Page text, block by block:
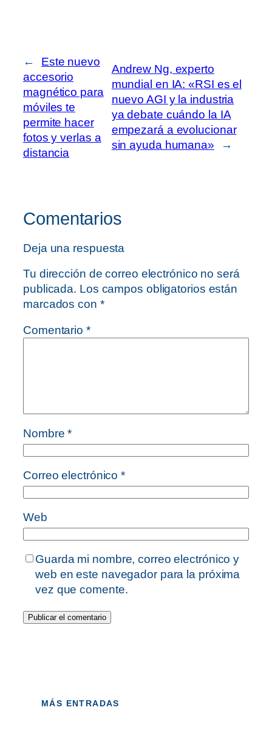
←
Este nuevo
accesorio
magnético para
móviles te
permite hacer
fotos y verlas a
distancia
Andrew Ng, experto
mundial en IA: «RSI es el
nuevo AGI y la industria
ya debate cuándo la IA
empezará a evolucionar
sin ayuda humana»
→
Comentarios
Deja una respuesta
Tu dirección de correo electrónico no será
publicada. Los campos obligatorios están
marcados con *
Comentario *
Nombre*
Correo electrónico*
Web
Guarda mi nombre, correo electrónico y
web en este navegador para la próxima
vez que comente.
MÁS ENTRADAS